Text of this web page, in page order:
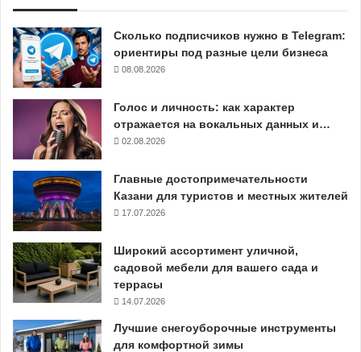
Сколько подписчиков нужно в Telegram:
ориентиры под разные цели бизнеса
08.08.2026
Голос и личность: как характер
отражается на вокальных данных и…
02.08.2026
Главные достопримечательности
Казани для туристов и местных жителей
17.07.2026
Широкий ассортимент уличной,
садовой мебели для вашего сада и
террасы
14.07.2026
Лучшие снегоуборочные инструменты
для комфортной зимы